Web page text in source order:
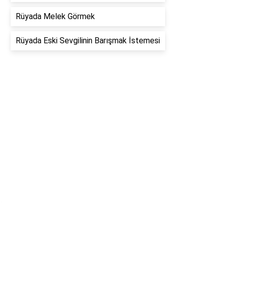
Rüyada Melek Görmek
Rüyada Eski Sevgilinin Barışmak İstemesi